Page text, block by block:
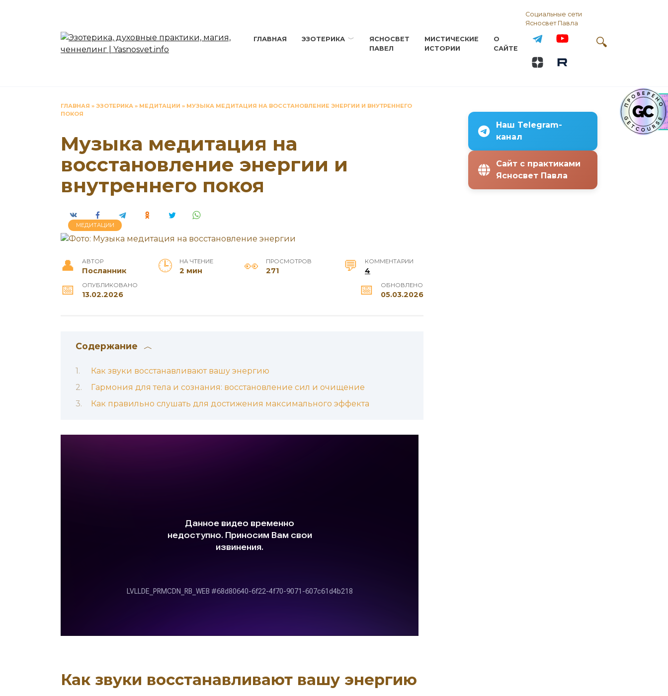
ГЛАВНАЯ ЭЗОТЕРИКА
ЯСНОСВЕТ
ПАВЕЛ
МИСТИЧЕСКИЕ
ИСТОРИИ
О
САЙТЕ
Социальные сети
Ясносвет Павла
ГЛАВНАЯ » ЭЗОТЕРИКА » МЕДИТАЦИИ » МУЗЫКА МЕДИТАЦИЯ НА ВОССТАНОВЛЕНИЕ ЭНЕРГИИ И ВНУТРЕННЕГО
ПОКОЯ
Музыка медитация на
восстановление энергии и
внутреннего покоя
МЕДИТАЦИИ
АВТОР
Посланник
НА ЧТЕНИЕ
2 мин
ПРОСМОТРОВ
271
КОММЕНТАРИИ
4
ОПУБЛИКОВАНО
13.02.2026
ОБНОВЛЕНО
05.03.2026
Содержание
Как звуки восстанавливают вашу энергию
Гармония для тела и сознания: восстановление сил и очищение
Как правильно слушать для достижения максимального эффекта
Как звуки восстанавливают вашу энергию
Наш Telegram-
канал
Сайт с практиками
Ясносвет Павла